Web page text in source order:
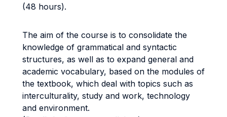
(48 hours).
The aim of the course is to consolidate the
knowledge of grammatical and syntactic
structures, as well as to expand general and
academic vocabulary, based on the modules of
the textbook, which deal with topics such as
interculturality, study and work, technology
and environment.